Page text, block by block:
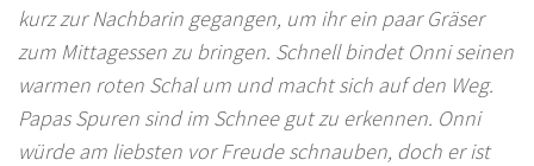
kurz zur Nachbarin gegangen, um ihr ein paar Gräser
zum Mittagessen zu bringen. Schnell bindet Onni seinen
warmen roten Schal um und macht sich auf den Weg.
Papas Spuren sind im Schnee gut zu erkennen. Onni
würde am liebsten vor Freude schnauben, doch er ist